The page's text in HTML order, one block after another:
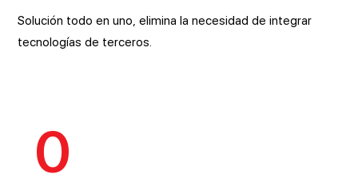
Solución todo en uno, elimina la necesidad de integrar
tecnologías de terceros.
0